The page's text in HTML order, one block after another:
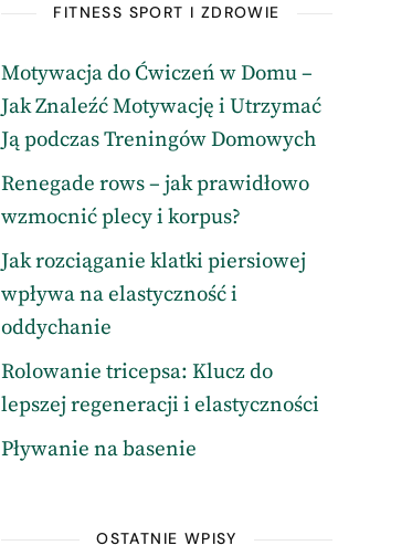
FITNESS SPORT I ZDROWIE
Motywacja do Ćwiczeń w Domu –
Jak Znaleźć Motywację i Utrzymać
Ją podczas Treningów Domowych
Renegade rows – jak prawidłowo
wzmocnić plecy i korpus?
Jak rozciąganie klatki piersiowej
wpływa na elastyczność i
oddychanie
Rolowanie tricepsa: Klucz do
lepszej regeneracji i elastyczności
Pływanie na basenie
OSTATNIE WPISY